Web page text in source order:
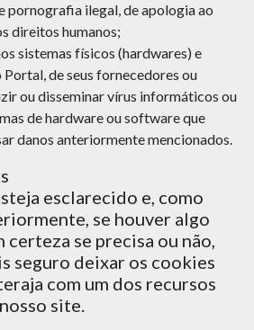
pornografia ilegal, de apologia ao
direitos humanos;
sistemas físicos (hardwares) e
de seus fornecedores ou
ou disseminar vírus informáticos ou
de hardware ou software que
danos anteriormente mencionados.
esclarecido e, como
se houver algo
certeza se precisa ou não,
seguro deixar os cookies
com um dos recursos
site.